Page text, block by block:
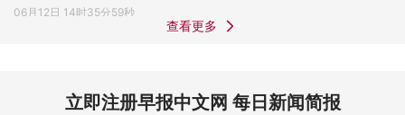
06月12日 14时35分59秒
查看更多
立即注册早报中文网 每日新闻简报